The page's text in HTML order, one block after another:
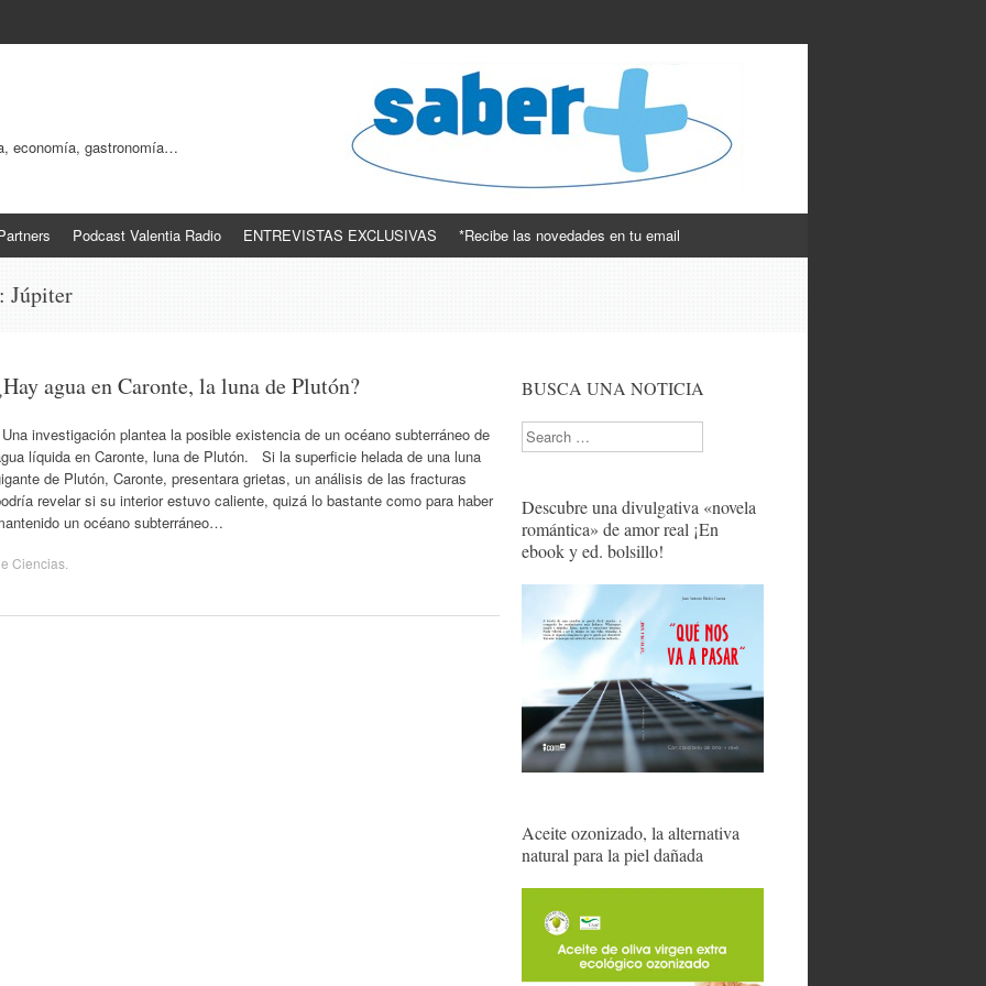
economía, gastronomía…
Podcast Valentia Radio ENTREVISTAS EXCLUSIVAS *Recibe las novedades en tu email
Júpiter
agua en Caronte, la luna de Plutón?
investigación plantea la posible existencia de un océano subterráneo de
líquida en Caronte, luna de Plutón. Si la superficie helada de una luna
de Plutón, Caronte, presentara grietas, un análisis de las fracturas
revelar si su interior estuvo caliente, quizá lo bastante como para haber
un océano subterráneo…
Ciencias
BUSCA UNA NOTICIA
Search
Descubre una divulgativa «novela
romántica» de amor real ¡En
ebook y ed. bolsillo!
Aceite ozonizado, la alternativa
natural para la piel dañada